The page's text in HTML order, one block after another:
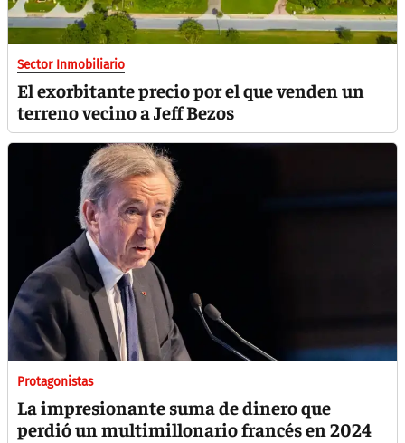
Sector Inmobiliario
El exorbitante precio por el que venden un
terreno vecino a Jeff Bezos
Protagonistas
La impresionante suma de dinero que
perdió un multimillonario francés en 2024